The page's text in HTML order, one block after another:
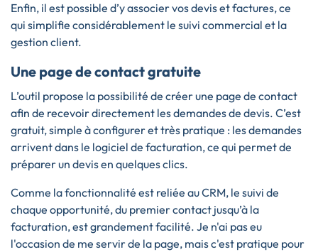
Enfin, il est possible d’y associer vos devis et factures, ce
qui simplifie considérablement le suivi commercial et la
gestion client.
Une page de contact gratuite
L’outil propose la possibilité de créer une page de contact
afin de recevoir directement les demandes de devis. C’est
gratuit, simple à configurer et très pratique : les demandes
arrivent dans le logiciel de facturation, ce qui permet de
préparer un devis en quelques clics.
Comme la fonctionnalité est reliée au CRM, le suivi de
chaque opportunité, du premier contact jusqu’à la
facturation, est grandement facilité. Je n'ai pas eu
l'occasion de me servir de la page, mais c'est pratique pour